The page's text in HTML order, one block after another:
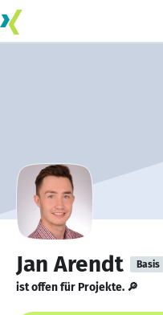
Jan Arendt Basis
ist offen für Projekte. 🔎